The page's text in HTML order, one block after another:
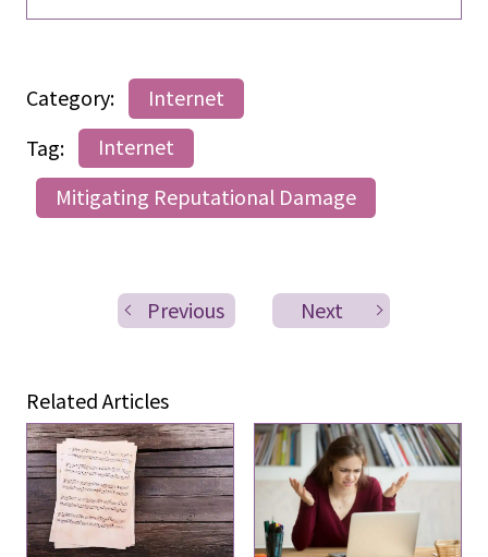
Category:
Internet
Tag:
Internet
Mitigating Reputational Damage
Previous Next
Related Articles